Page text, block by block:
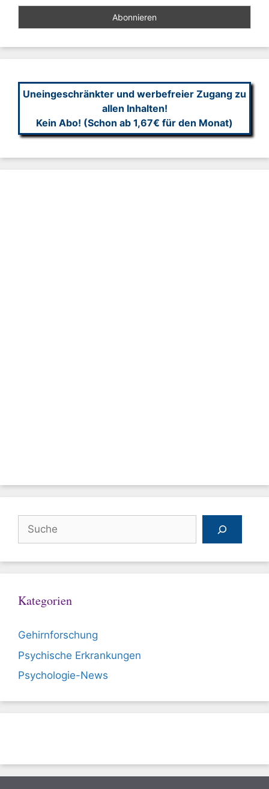
Uneingeschränkter und werbefreier Zugang zu
allen Inhalten!
Kein Abo! (Schon ab 1,67€ für den Monat)
Suchen
Kategorien
Gehirnforschung
Psychische Erkrankungen
Psychologie-News